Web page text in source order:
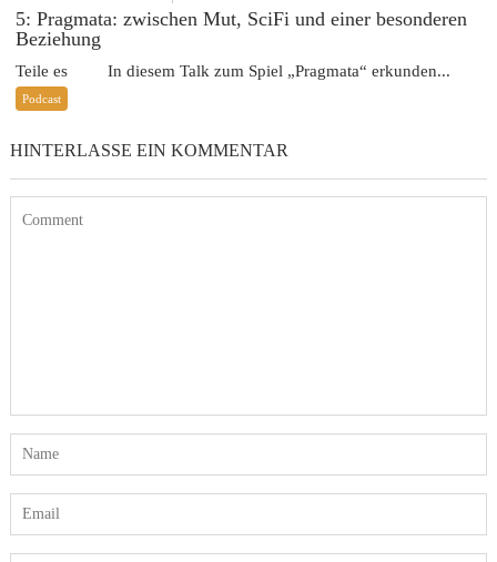
5: Pragmata: zwischen Mut, SciFi und einer besonderen
Beziehung
Teile es In diesem Talk zum Spiel „Pragmata“ erkunden...
Podcast
HINTERLASSE EIN KOMMENTAR